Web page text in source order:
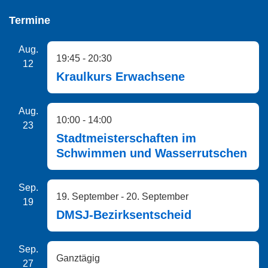
Termine
Aug.
12
19:45 - 20:30
Kraulkurs Erwachsene
Aug.
23
10:00 - 14:00
Stadtmeisterschaften im
Schwimmen und Wasserrutschen
Sep.
19
19. September - 20. September
DMSJ-Bezirksentscheid
Sep.
27
Ganztägig